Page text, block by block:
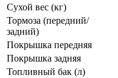
Сухой вес (кг)
Тормоза (передний/
задний)
Покрышка передняя
Покрышка задняя
Топливный бак (л)